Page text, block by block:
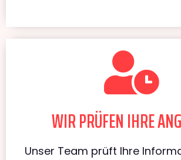
WIR PRÜFEN IHRE
Unser Team prüft Ihre